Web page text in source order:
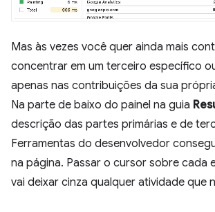
Mas às vezes você quer ainda mais
concentrar em um terceiro específico
apenas nas contribuições da sua
Na parte de baixo do painel na guia
descrição das partes primárias e de
Ferramentas do desenvolvedor
na página. Passar o cursor sobre cada
vai deixar cinza qualquer atividade que